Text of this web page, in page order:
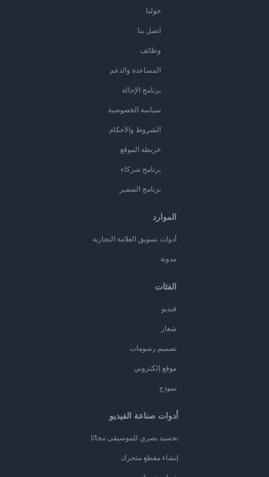
حولنا
اتصل بنا
وظائف
المساعدة والدعم
برنامج الإحالة
سياسة الخصوصية
الشروط والأحكام
خريطة الموقع
برنامج شركاء
برنامج السفير
الموارد
أدوات تسويق العلامة التجارية
مدونة
الفئات
فيديو
شعار
تصميم رسومات
موقع إلكتروني
نموذج
أدوات صناعة الفيديو
تجسيد بصري للموسيقى مجانًا
إنشاء مقطع متحرك